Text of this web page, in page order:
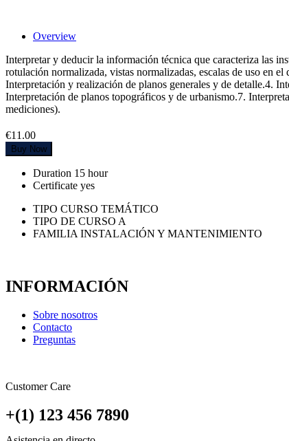
Overview
Interpretar y deducir la información técnica que caracteriza las
rotulación normalizada, vistas normalizadas, escalas de uso en
Interpretación y realización de planos generales y de detalle.4.
Interpretación de planos topográficos y de urbanismo.7.
mediciones).
€11.00
Buy Now
Duration 15 hour
Certificate yes
TIPO CURSO TEMÁTICO
TIPO DE CURSO A
FAMILIA INSTALACIÓN Y MANTENIMIENTO
INFORMACIÓN
Sobre nosotros
Contacto
Preguntas
Customer Care
+(1) 123 456 7890